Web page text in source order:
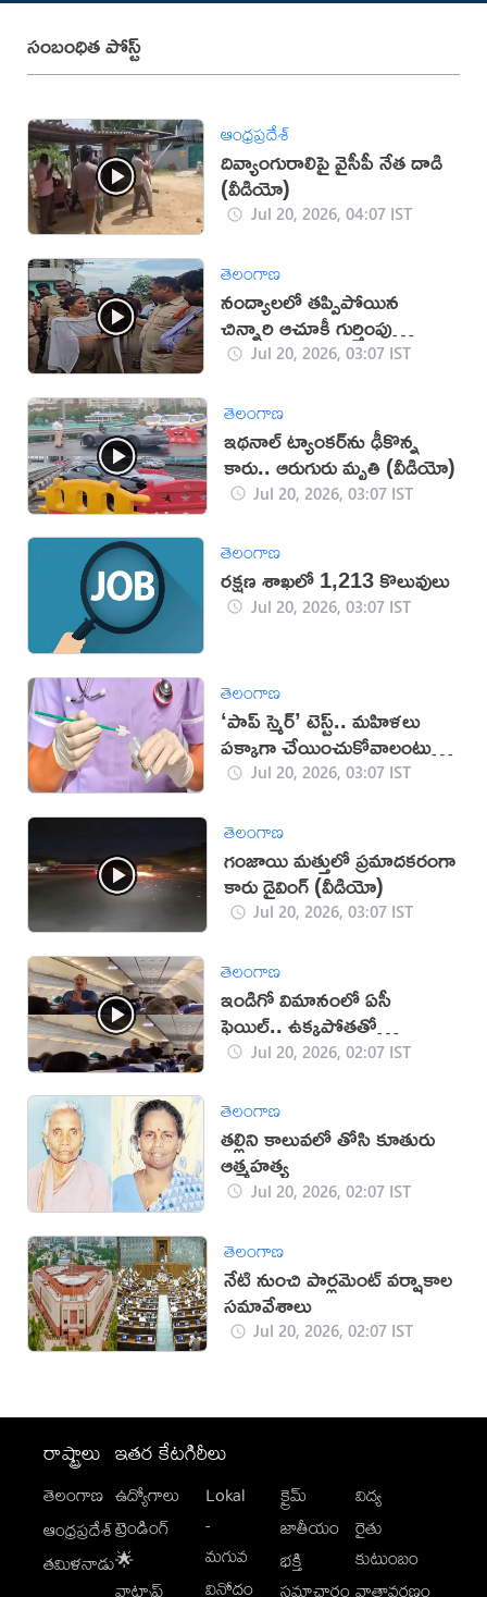
సంబంధిత పోస్ట్
ఆంధ్రప్రదేశ్
దివ్యాంగురాలిపై వైసీపీ నేత దాడి
(వీడియో)
Jul 20, 2026, 04:07 IST
తెలంగాణ
నంద్యాలలో తప్పిపోయిన
చిన్నారి ఆచూకీ గుర్తింపు
(వీడియో)
Jul 20, 2026, 03:07 IST
తెలంగాణ
ఇథనాల్ ట్యాంకర్‌ను ఢీకొన్న
కారు.. ఆరుగురు మృతి (వీడియో)
Jul 20, 2026, 03:07 IST
తెలంగాణ
రక్షణ శాఖలో 1,213 కొలువులు
Jul 20, 2026, 03:07 IST
తెలంగాణ
‘పాప్ స్మెర్’ టెస్ట్.. మహిళలు
పక్కాగా చేయించుకోవాలంటున్న
వైద్యులుJul 20, 2026, 03:07 IST
తెలంగాణ
గంజాయి మత్తులో ప్రమాదకరంగా
కారు డ్రైవింగ్ (వీడియో)
Jul 20, 2026, 03:07 IST
తెలంగాణ
ఇండిగో విమానంలో ఏసీ
ఫెయిల్.. ఉక్కపోతతో
ప్రయాణికుల అవస్థలు (వీడియో)
Jul 20, 2026, 02:07 IST
తెలంగాణ
తల్లిని కాలువలో తోసి కూతురు
ఆత్మహత్య
Jul 20, 2026, 02:07 IST
తెలంగాణ
నేటి నుంచి పార్లమెంట్‌ వర్షాకాల
సమావేశాలు
Jul 20, 2026, 02:07 IST
రాష్ట్రాలు
తెలంగాణ
ఆంధ్రప్రదేశ్
తమిళనాడు
ఇతర కేటగిరీలు
ఉద్యోగాలు
ట్రెండింగ్
🌟
Lokal
-
మగువ
వినోదం
క్రైమ్
జాతీయం
భక్తి
విద్య
రైతు
కుటుంబం